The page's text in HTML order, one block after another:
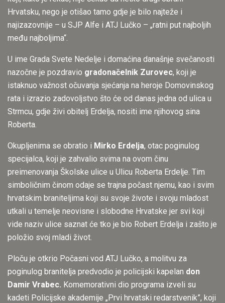
Hrvatsku, nego je otišao tamo gdje je bilo najteže i
najizazovnije – u SJP Alfe i ATJ Lučko – „ratni put najboljih
među najboljima“.
U ime Grada Svete Nedelje i domaćina današnje svečanosti
nazočne je pozdravio gradonačelnik Zurovec, koji je
istaknuo važnost očuvanja sjećanja na heroje Domovinskog
rata i izrazio zadovoljstvo što će od danas jedna od ulica u
Strmcu, gdje živi obitelj Erdelja, nositi ime njihovog sina
Roberta.
Okupljenima se obratio i Mirko Erdelja, otac poginulog
specijalca, koji je zahvalio svima na ovom činu
preimenovanja Školske ulice u Ulicu Roberta Erdelje. Tim
simboličnim činom odaje se trajna počast njemu, kao i svim
hrvatskim braniteljima koji su svoje živote i svoju mladost
utkali u temelje neovisne i slobodne Hrvatske jer svi koji
vide naziv ulice saznat će tko je bio Robert Erdelja i zašto je
položio svoj mladi život.
Ploču je otkrio Počasni vod ATJ Lučko, a molitvu za
poginulog branitelja predvodio je policijski kapelan don
Damir Vrabec. Komemorativni dio programa izveli su
kadeti Policijske akademije „Prvi hrvatski redarstvenik”, koji